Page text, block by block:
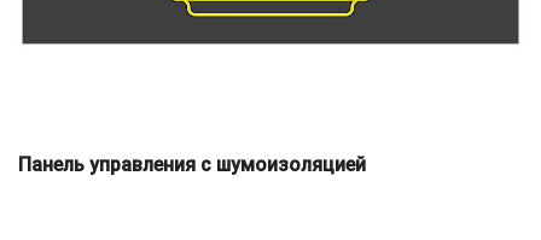
Панель управления с шумоизоляцией